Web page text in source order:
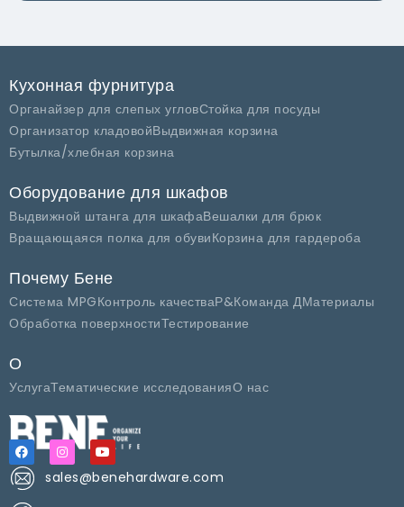
Кухонная фурнитура
Органайзер для слепых угловСтойка для посуды
Организатор кладовойВыдвижная корзина
Бутылка/хлебная корзина
Оборудование для шкафов
Выдвижной штанга для шкафаВешалки для брюк
Вращающаяся полка для обувиКорзина для гардероба
Почему Бене
Система MPGКонтроль качестваР&Команда ДМатериалы
Обработка поверхностиТестирование
О
УслугаТематические исследованияО нас
sales@benehardware.com